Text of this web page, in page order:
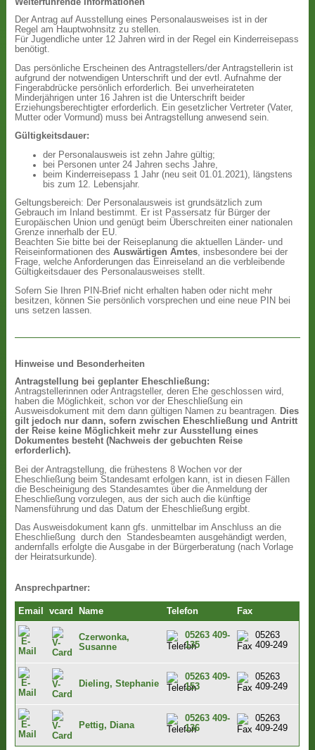
Der Antrag auf Ausstellung eines Personalausweises ist in der
Regel am Hauptwohnsitz zu stellen.
Für Jugendliche unter 12 Jahren wird in der Regel ein Kinderreisepass
benötigt.
Das persönliche Erscheinen des Antragstellers/der Antragstellerin ist
aufgrund der notwendigen Unterschrift und der evtl. Aufnahme der
Fingerabdrücke persönlich erforderlich. Bei unverheirateten
Minderjährigen unter 16 Jahren ist die Unterschrift beider
Erziehungsberechtigter erforderlich. Ein gesetzlicher Vertreter (Vater,
Mutter oder Vormund) muss bei Antragstellung anwesend sein.
Gültigkeitsdauer:
der Personalausweis ist zehn Jahre gültig;
bei Personen unter 24 Jahren sechs Jahre,
beim Kinderreisepass 1 Jahr (neu seit 01.01.2021), längstens
bis zum 12. Lebensjahr.
Geltungsbereich: Der Personalausweis ist grundsätzlich zum
Gebrauch im Inland bestimmt. Er ist Passersatz für Bürger der
Europäischen Union und genügt beim Überschreiten einer nationalen
Grenze innerhalb der EU.
Beachten Sie bitte bei der Reiseplanung die aktuellen Länder- und
Reiseinformationen desAuswärtigen Amtes, insbesondere bei der
Frage, welche Anforderungen das Einreiseland an die verbleibende
Gültigkeitsdauer des Personalausweises stellt.
Sofern Sie Ihren PIN-Brief nicht erhalten haben oder nicht mehr
besitzen, können Sie persönlich vorsprechen und eine neue PIN bei
uns setzen lassen.
Hinweise und Besonderheiten
Antragstellung bei geplanter Eheschließung:
Antragstellerinnen oder Antragsteller, deren Ehe geschlossen wird,
haben die Möglichkeit, schon vor der Eheschließung ein
Ausweisdokument mit dem dann gültigen Namen zu beantragen. Dies
gilt jedoch nur dann, sofern zwischen Eheschließung und Antritt
der Reise keine Möglichkeit mehr zur Ausstellung eines
Dokumentes besteht (Nachweis der gebuchten Reise
erforderlich).
Bei der Antragstellung, die frühestens 8 Wochen vor der
Eheschließung beim Standesamt erfolgen kann, ist in diesen Fällen
die Bescheinigung des Standesamtes über die Anmeldung der
Eheschließung vorzulegen, aus der sich auch die künftige
Namensführung und das Datum der Eheschließung ergibt.
Das Ausweisdokument kann gfs. unmittelbar im Anschluss an die
Eheschließung durch den Standesbeamten ausgehändigt werden,
andernfalls erfolgte die Ausgabe in der Bürgerberatung (nach Vorlage
der Heiratsurkunde).
Ansprechpartner:
Email vcard Name Telefon Fax
Czerwonka,
Susanne
05263 409-
135
05263
409-249
Dieling, Stephanie
05263 409-
153
05263
409-249
Pettig, Diana
05263 409-
136
05263
409-249